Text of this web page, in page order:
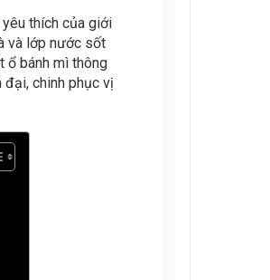
thích của giới
và lớp nước sốt
ổ bánh mì thông
chinh phục vị